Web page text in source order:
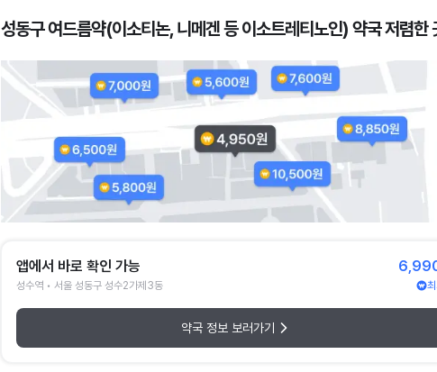
성동구 여드름약(이소티논, 니메겐 등 이소트레티노인) 약국 저렴한
앱에서 바로 확인 가능
성수역 • 서울 성동구 성수2가제3동
약국 정보 보러가기